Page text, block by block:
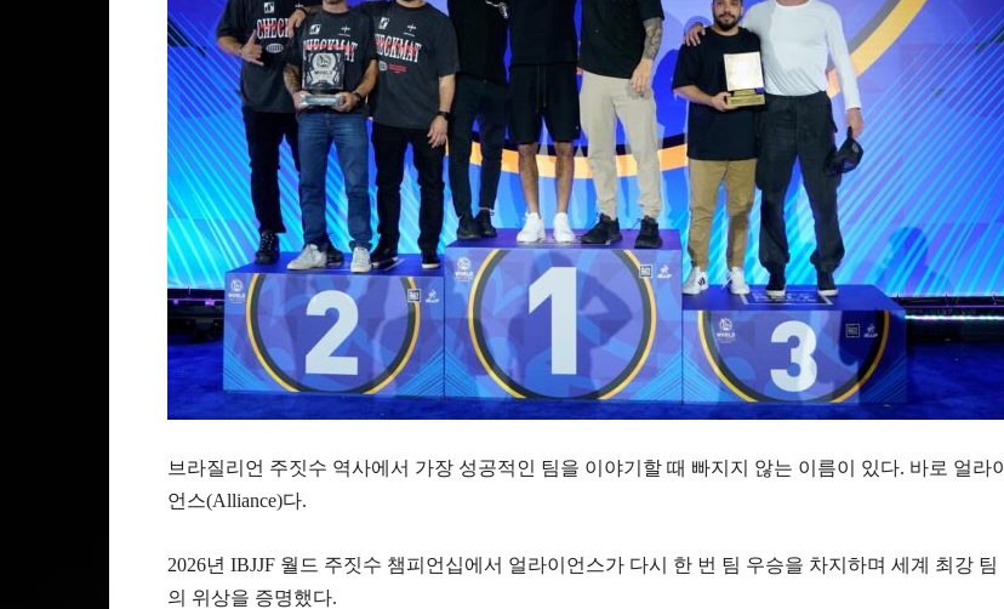
진
브라질리언 주짓수 역사에서 가장 성공적인 팀을 이야기할 때 빠지지 않는 이름이 있다. 바로 얼라이
언스(Alliance)다.
2026년 IBJJF 월드 주짓수 챔피언십에서 얼라이언스가 다시 한 번 팀 우승을 차지하며 세계 최강 팀
의 위상을 증명했다.